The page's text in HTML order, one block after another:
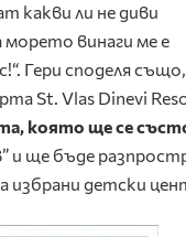
какви ли не диви
винаги ме е
Гери споделя също,
St. Vlas Dinevi
която ще се
и ще бъде
избрани детски